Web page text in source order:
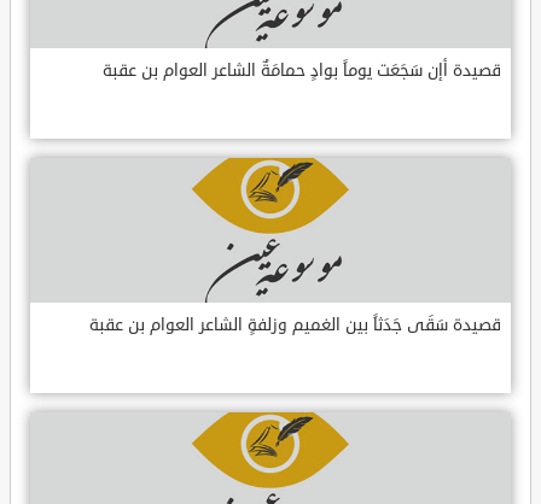
قصيدة أإن سَجَعَت يوماً بوادٍ حمامَةٌ الشاعر العوام بن عقبة
قصيدة سَقَى جَدَثاً بين الغميم وزلفةٍ الشاعر العوام بن عقبة